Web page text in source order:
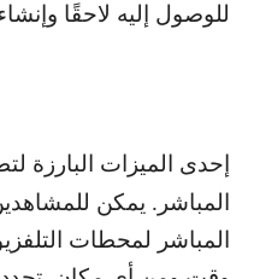
للوصول إليه لاحقًا
إحدى الميزات البارزة
المباشر. يمكن
المباشر لمحطات